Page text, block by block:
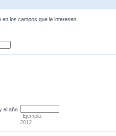
los campos que le interesen.
el año
Ejemplo:
2012